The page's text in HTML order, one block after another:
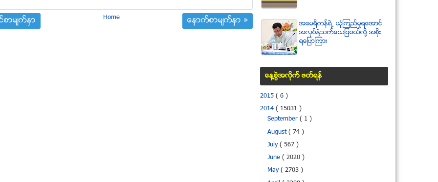
စာမ်က္ႏွာ Home ေနာက္စာမ်က္ႏွာ »
အေမရိကန္ရဲ႕ ယံုၾကည္မႈရေအာင္
အလုပ္နဲ႔သက္ေသျပမယ္လုိ႔ အစုိး
ရေျပာၾကား
ေန႔စြဲအလိုက္ ဖတ္ရန္
2015 ( 6 )
2014 ( 15031 )
September( 1 )
August( 74 )
July( 567 )
June( 2020 )
May( 2703 )